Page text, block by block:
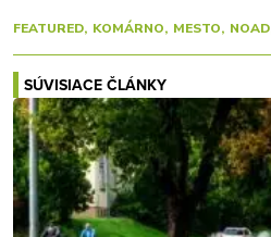
FEATURED KOMÁRNO MESTO NOAD
SÚVISIACE ČLÁNKY